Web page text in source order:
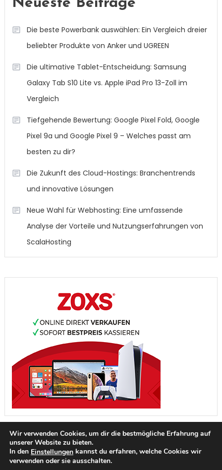
Neueste Beiträge
Die beste Powerbank auswählen: Ein Vergleich dreier
beliebter Produkte von Anker und UGREEN
Die ultimative Tablet-Entscheidung: Samsung
Galaxy Tab S10 Lite vs. Apple iPad Pro 13-Zoll im
Vergleich
Tiefgehende Bewertung: Google Pixel Fold, Google
Pixel 9a und Google Pixel 9 – Welches passt am
besten zu dir?
Die Zukunft des Cloud-Hostings: Branchentrends
und innovative Lösungen
Neue Wahl für Webhosting: Eine umfassende
Analyse der Vorteile und Nutzungserfahrungen von
ScalaHosting
IMPRESSUM
Wir verwenden Cookies, um dir die bestmögliche Erfahrung auf
unserer Website zu bieten.
In den Einstellungen kannst du erfahren, welche Cookies wir
verwenden oder sie ausschalten.